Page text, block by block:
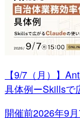
【9/7（月）】
具体例ーSkillsで
開催前2026年9